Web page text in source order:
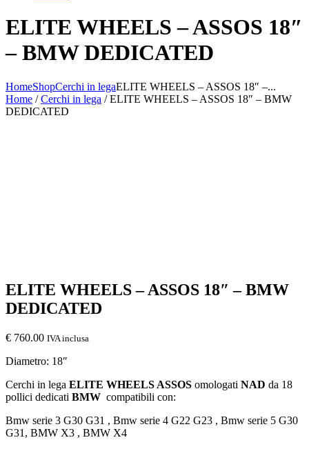
ELITE WHEELS – ASSOS 18″
– BMW DEDICATED
HomeShopCerchi in legaELITE WHEELS – ASSOS 18″ –...
Home /Cerchi in lega / ELITE WHEELS – ASSOS 18″ – BMW
DEDICATED
ELITE WHEELS – ASSOS 18″ – BMW
DEDICATED
€ 760.00 IVA inclusa
Diametro: 18″
Cerchi in lega ELITE WHEELS ASSOS omologati NAD da 18
pollici dedicati BMW compatibili con:
Bmw serie 3 G30 G31 , Bmw serie 4 G22 G23 , Bmw serie 5 G30
G31, BMW X3 , BMW X4